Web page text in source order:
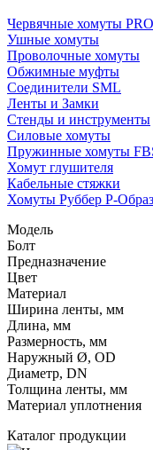
Червячные хомуты PRO
Ушные хомуты
Проволочные хомуты
Обжимные муфты
Соединители SML
Ленты и Замки
Стенды и инструменты
Силовые хомуты
Пружинные хомуты
Хомут глушителя
Кабельные стяжки
Хомуты Руббер Р-
Модель
Болт
Предназначение
Цвет
Материал
Ширина ленты, мм
Длина, мм
Размерность, мм
Наружный Ø, OD
Диаметр, DN
Толщина ленты, мм
Материал уплотнения
Каталог продукции